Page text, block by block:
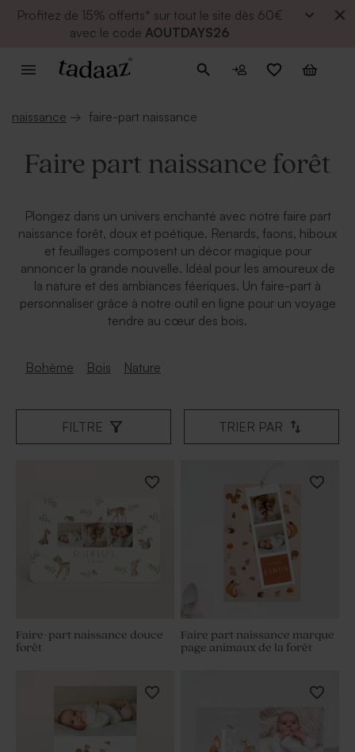
Profitez de 15% offerts* sur tout le site dès 60€
avec le code AOUTDAYS26
naissance → faire-part naissance
Faire part naissance forêt
Plongez dans un univers enchanté avec notre faire part
naissance forêt, doux et poétique. Renards, faons, hiboux
et feuillages composent un décor magique pour
annoncer la grande nouvelle. Idéal pour les amoureux de
la nature et des ambiances féeriques. Un faire-part à
personnaliser grâce à notre outil en ligne pour un voyage
tendre au cœur des bois.
Bohème Bois Nature
FILTRE TRIER PAR
Faire-part naissance douce
forêt
Faire part naissance marque
page animaux de la forêt